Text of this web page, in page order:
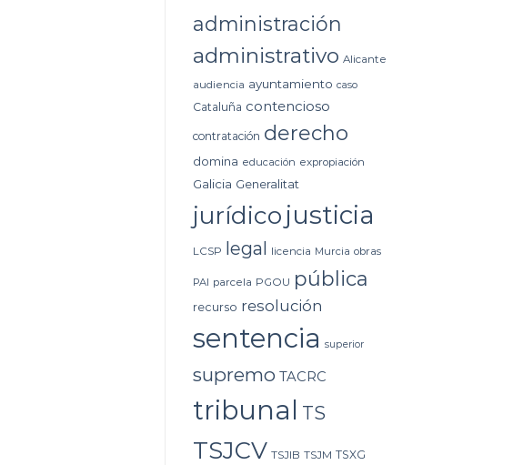
administración
administrativo Alicante
audiencia ayuntamiento caso
Cataluña contencioso
contratación derecho
domina educación expropiación
Galicia Generalitat
jurídico justicia
LCSP legal licencia Murcia obras
PAI parcela PGOU pública
recurso resolución
sentencia superior
supremo TACRC
tribunal TS
TSJCV TSJIB TSJM TSXG